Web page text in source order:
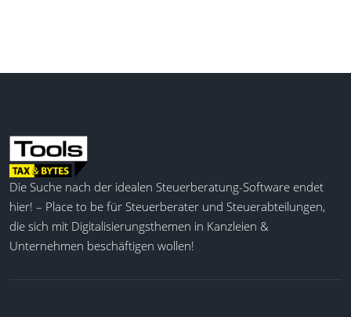
Die Suche nach der idealen Steuerberatung-Software endet
hier! – Place to be für Steuerberater und Steuerabteilungen,
die sich mit Digitalisierungsthemen in Kanzleien &
Unternehmen beschäftigen wollen!